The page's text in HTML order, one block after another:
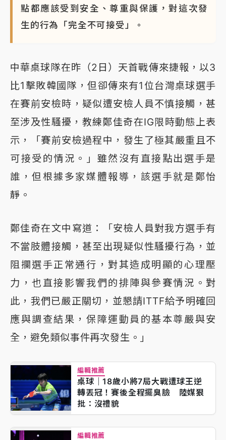
點都應該受到安全、尊重與保護，對這次發
生的行為「完全不可接受」。
中華桌球隊在昨（2日）天首戰傳來捷報，以3
比1擊敗韓國隊，但卻傳來有1位台灣桌球選手
在賽前安檢時，疑似遭安檢人員不慎接觸，甚
至涉及性騷擾，教練鄭佳奇在IG限時動態上表
示，「賽前安檢過程中，發生了極其嚴重且不
可接受的情況。」雖然沒有直接點出選手是
誰，但根據多家媒體報導，該選手就是鄭怡
靜。
鄭佳奇在文中寫道：「安檢人員對我方選手有
不當肢體接觸，甚至出現疑似性騷擾行為，並
阻攔選手正常通行，對其造成明顯的心理壓
力，也直接影響我們的排陣與參賽情況。對
此，我們已嚴正關切，並懇請ITTF給予明確回
應與調查結果，保障運動員的基本尊嚴與安
全，避免類似事件再次發生。」
編輯推薦
桌球｜18歲小將7局大戰遭球王逆
轉丟冠！賽後全程擺臭臉 陸媒狠
批：沒禮貌
編輯推薦